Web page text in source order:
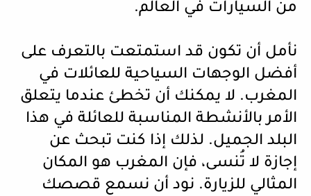
من السيارات في العالم.
نأمل أن تكون قد استمتعت بالتعرف على
أفضل الوجهات السياحية للعائلات في
المغرب. لا يمكنك أن تخطئ عندما يتعلق
الأمر بالأنشطة المناسبة للعائلة في هذا
البلد الجميل. لذلك إذا كنت تبحث عن
إجازة لا تُنسى، فإن المغرب هو المكان
المثالي للزيارة. نود أن نسمع قصصك